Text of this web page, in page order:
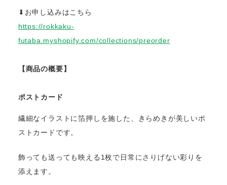
⬇︎お申し込みはこちら
https://rokkaku-
futaba.myshopify.com/collections/preorder
【商品の概要】
ポストカード
繊細なイラストに箔押しを施した、きらめきが美しいポ
ストカードです。
飾っても送っても映える1枚で日常にさりげない彩りを
添えます。